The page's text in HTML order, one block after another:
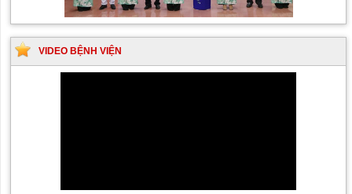
VIDEO BỆNH VIỆN